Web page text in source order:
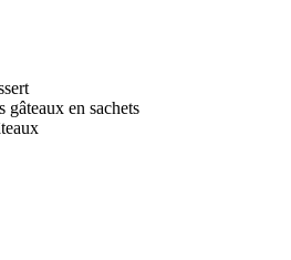
gâteaux en sachets